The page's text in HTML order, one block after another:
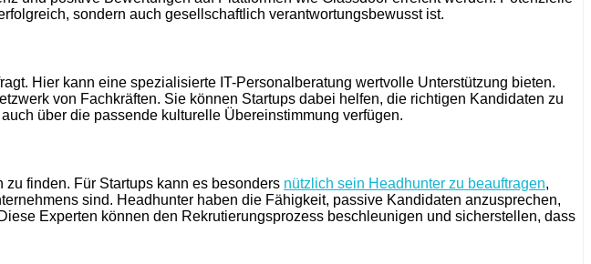
sondern auch gesellschaftlich verantwortungsbewusst ist.
Hier kann eine spezialisierte IT-Personalberatung wertvolle Unterstützung bieten.
von Fachkräften. Sie können Startups dabei helfen, die richtigen Kandidaten zu
über die passende kulturelle Übereinstimmung verfügen.
finden. Für Startups kann es besonders nützlich sein Headhunter zu beauftragen,
sind. Headhunter haben die Fähigkeit, passive Kandidaten anzusprechen,
Experten können den Rekrutierungsprozess beschleunigen und sicherstellen, dass